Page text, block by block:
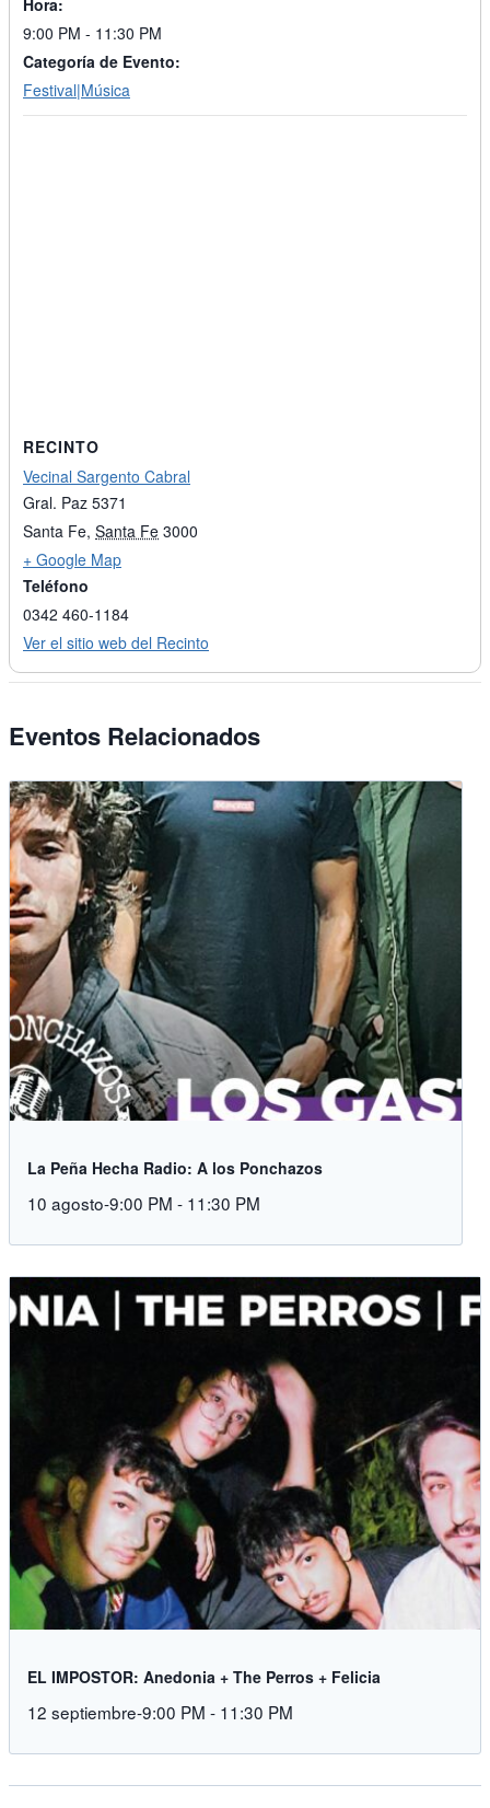
Hora:
9:00 PM - 11:30 PM
Categoría de Evento:
Festival|Música
RECINTO
Vecinal Sargento Cabral
Gral. Paz 5371
Santa Fe, Santa Fe 3000
+ Google Map
Teléfono
0342 460-1184
Ver el sitio web del Recinto
Eventos Relacionados
La Peña Hecha Radio: A los Ponchazos
10 agosto-9:00 PM - 11:30 PM
EL IMPOSTOR: Anedonia + The Perros + Felicia
12 septiembre-9:00 PM - 11:30 PM